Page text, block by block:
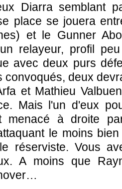
Diarra semblant
place se jouera
) et le Gunner
relayeur, profil
avec deux purs
convoqués, deux
et Mathieu
Mais l'un d'eux
menacé à droite
le moins
réserviste. Vous
A moins que